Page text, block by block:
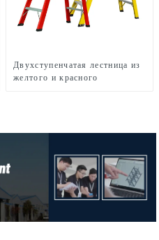
Двухступенчатая лестница из
желтого и красного